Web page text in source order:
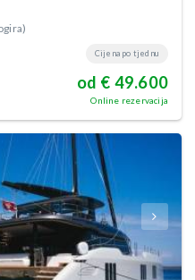
Cijena po tjednu
od € 49.600
Online rezervacija